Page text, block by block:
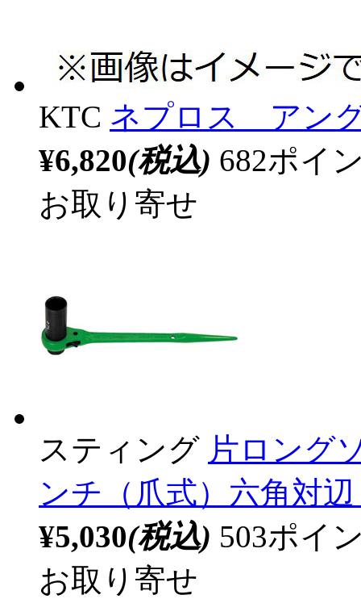
KTC ネプロス アン
¥6,820(税込) 682ポイ
お取り寄せ
スティング 片ロング
ンチ（爪式）六角対
¥5,030(税込) 503ポイ
お取り寄せ